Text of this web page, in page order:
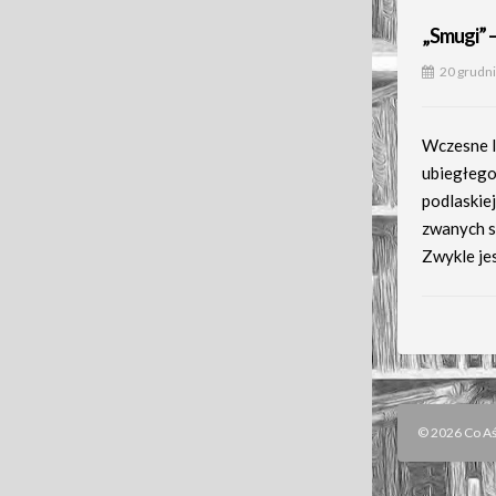
20
Wczesne
zwanych
Zwykle
© 2026 Co